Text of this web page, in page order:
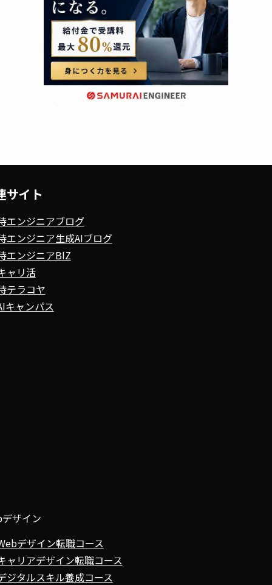
サイト
エンジニアブログ
エンジニア生成AIブログ
エンジニアBIZ
ャリ活
テラコヤ
キャンパス
ザイン
デザイン転職コース
ャリアデザイン転職コース
ジタルスキル養成コース